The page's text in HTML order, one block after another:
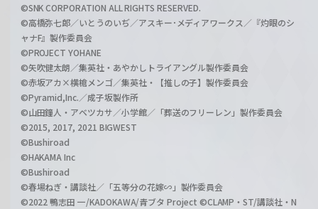
©SNK CORPORATION ALL RIGHTS RESERVED.
©高橋弥七郎／いとうのいぢ／アスキー･メディアワークス／『灼眼のシ
ャナF』製作委員会
©PROJECT YOHANE
©矢吹健太朗／集英社・あやかしトライアングル製作委員会
©赤坂アカ×横槍メンゴ／集英社・【推しの子】製作委員会
©Pyramid,Inc.／成子坂製作所
©山田鐘人・アベツカサ／小学館／「葬送のフリーレン」製作委員会
©2015, 2017, 2021 BIGWEST
©Bushiroad
©HAKAMA Inc
©Bushiroad
©春場ねぎ・講談社／「五等分の花嫁∽」製作委員会
©2022 鴨志田 一/KADOKAWA/青ブタ Project ©CLAMP・ST/講談社・N